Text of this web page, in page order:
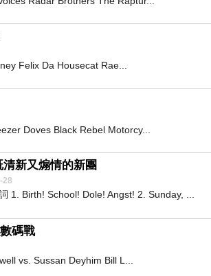
Felix Da Housecat Rae...
Doves Black Rebel Motorcy...
清新又煽情的新團
28
1. Birth! School! Dole! Angst! 2. Sunday, ...
碼戰
vs. Sussan Deyhim Bill L...